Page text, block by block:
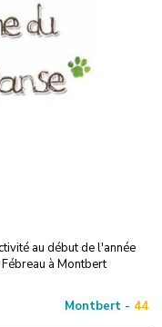
au début de l'année
à Montbert
Montbert - 44